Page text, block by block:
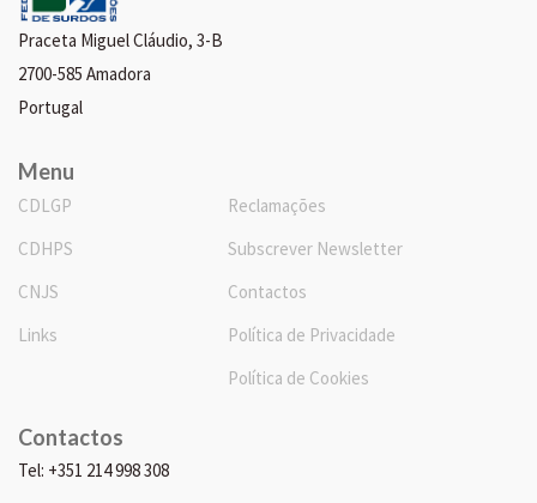
Praceta Miguel Cláudio, 3-B
2700-585 Amadora
Portugal
Menu
CDLGP
CDHPS
CNJS
Links
Reclamações
Subscrever Newsletter
Contactos
Política de Privacidade
Política de Cookies
Contactos
Tel: +351 214 998 308